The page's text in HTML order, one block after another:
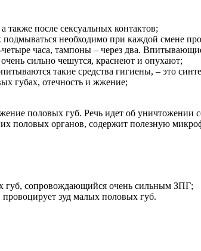
после сексуальных контактов;
необходимо при каждой смене
часа, тампоны – через два.
сильно чешутся, краснеют и опухают;
такие средства гигиены, – это
губах, отечность и жжение;
половых губ. Речь идет об уничтожении
половых органов, содержит полезную
губ, сопровождающийся очень сильным ЗПГ;
зуд малых половых губ.